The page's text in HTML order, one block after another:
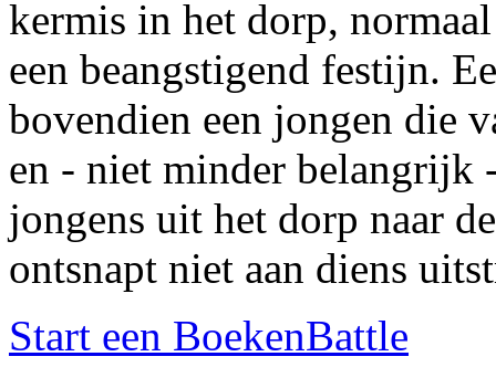
kermis in het dorp,
een beangstigend festijn.
bovendien een jongen die
en - niet minder belangrijk
jongens uit het dorp naar
ontsnapt niet aan diens
Start een BoekenBattle